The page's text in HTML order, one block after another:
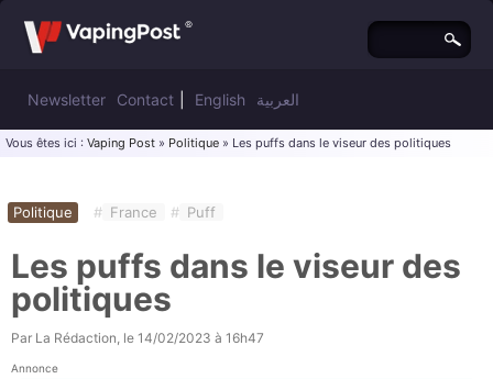
Newsletter Contact English العربية
Vous êtes ici : Vaping Post » Politique » Les puffs dans le viseur des politiques
Politique # France # Puff
Les puffs dans le viseur des
politiques
Par La Rédaction, le 14/02/2023 à 16h47
Annonce